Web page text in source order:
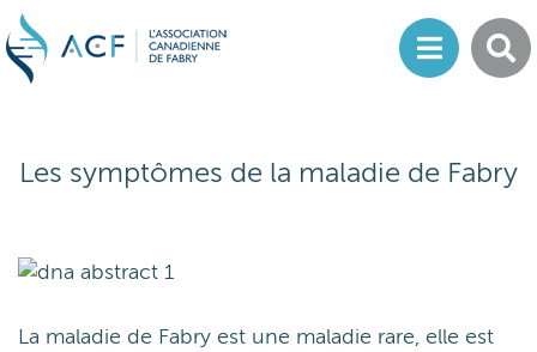
Les symptômes de la maladie de Fabry
La maladie de Fabry est une maladie rare, elle est